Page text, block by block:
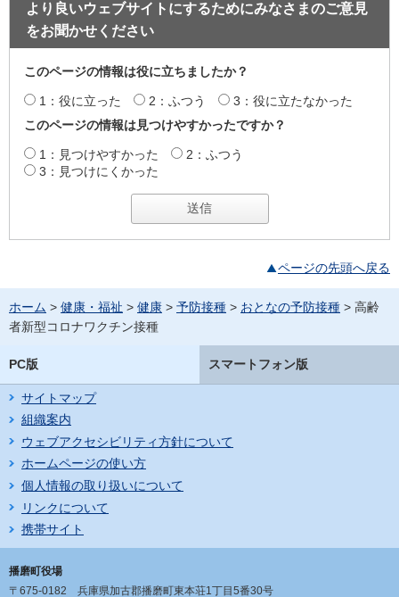
より良いウェブサイトにするためにみなさまのご意見
をお聞かせください
このページの情報は役に立ちましたか？
1：役に立った 2：ふつう
3：役に立たなかった
このページの情報は見つけやすかったですか？
1：見つけやすかった
2：ふつう
3：見つけにくかった
ページの先頭へ戻る
ホーム > 健康・福祉 > 健康 > 予防接種 > おとなの予防接種 > 高齢
者新型コロナワクチン接種
PC版 スマートフォン版
サイトマップ
組織案内
ウェブアクセシビリティ方針について
ホームページの使い方
個人情報の取り扱いについて
リンクについて
携帯サイト
播磨町役場
〒675-0182 兵庫県加古郡播磨町東本荘1丁目5番30号